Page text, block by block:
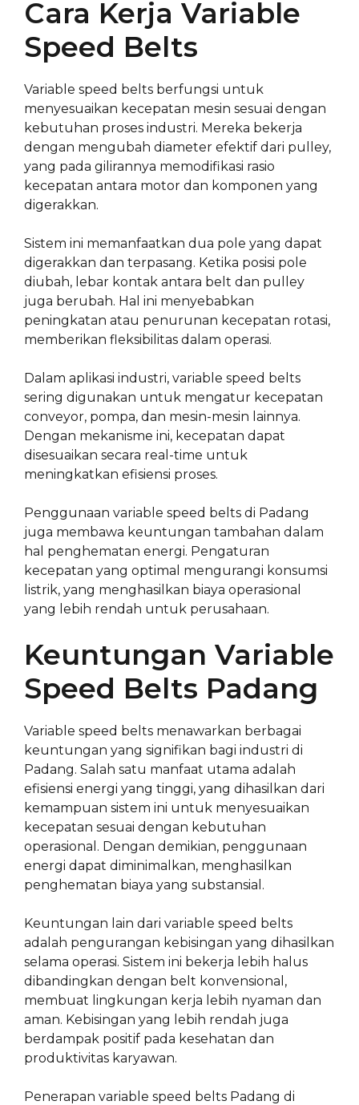
Cara Kerja Variable
Speed Belts
Variable speed belts berfungsi untuk
menyesuaikan kecepatan mesin sesuai dengan
kebutuhan proses industri. Mereka bekerja
dengan mengubah diameter efektif dari pulley,
yang pada gilirannya memodifikasi rasio
kecepatan antara motor dan komponen yang
digerakkan.
Sistem ini memanfaatkan dua pole yang dapat
digerakkan dan terpasang. Ketika posisi pole
diubah, lebar kontak antara belt dan pulley
juga berubah. Hal ini menyebabkan
peningkatan atau penurunan kecepatan rotasi,
memberikan fleksibilitas dalam operasi.
Dalam aplikasi industri, variable speed belts
sering digunakan untuk mengatur kecepatan
conveyor, pompa, dan mesin-mesin lainnya.
Dengan mekanisme ini, kecepatan dapat
disesuaikan secara real-time untuk
meningkatkan efisiensi proses.
Penggunaan variable speed belts di Padang
juga membawa keuntungan tambahan dalam
hal penghematan energi. Pengaturan
kecepatan yang optimal mengurangi konsumsi
listrik, yang menghasilkan biaya operasional
yang lebih rendah untuk perusahaan.
Keuntungan Variable
Speed Belts Padang
Variable speed belts menawarkan berbagai
keuntungan yang signifikan bagi industri di
Padang. Salah satu manfaat utama adalah
efisiensi energi yang tinggi, yang dihasilkan dari
kemampuan sistem ini untuk menyesuaikan
kecepatan sesuai dengan kebutuhan
operasional. Dengan demikian, penggunaan
energi dapat diminimalkan, menghasilkan
penghematan biaya yang substansial.
Keuntungan lain dari variable speed belts
adalah pengurangan kebisingan yang dihasilkan
selama operasi. Sistem ini bekerja lebih halus
dibandingkan dengan belt konvensional,
membuat lingkungan kerja lebih nyaman dan
aman. Kebisingan yang lebih rendah juga
berdampak positif pada kesehatan dan
produktivitas karyawan.
Penerapan variable speed belts Padang di